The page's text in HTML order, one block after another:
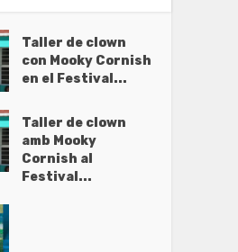
Taller de clown
con Mooky Cornish
en el Festival...
Taller de clown
amb Mooky
Cornish al
Festival...